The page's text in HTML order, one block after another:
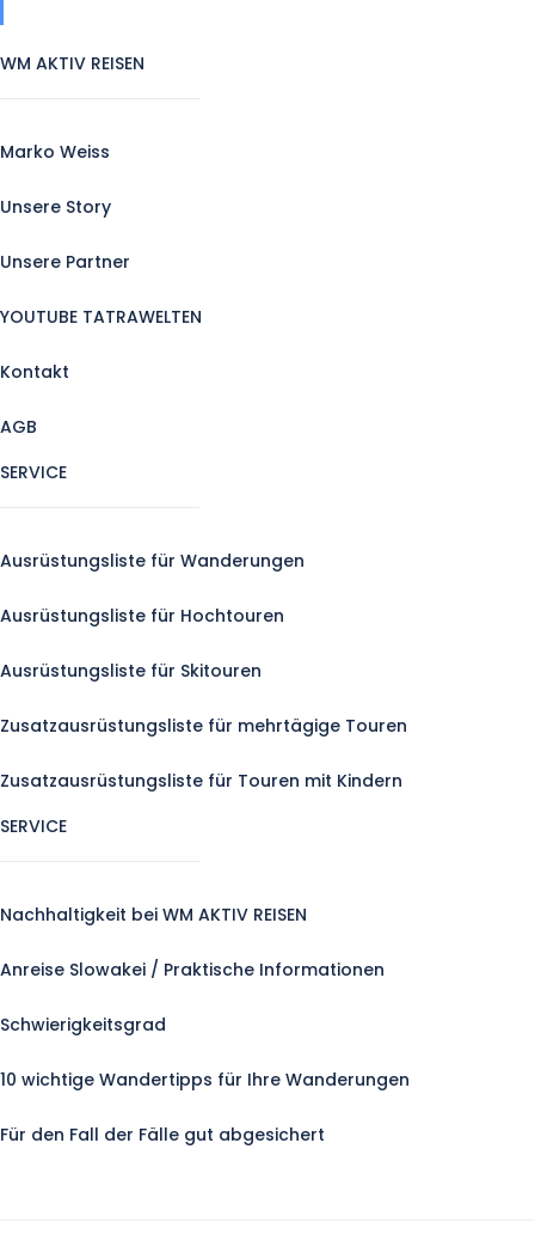
WM AKTIV REISEN
Marko Weiss
Unsere Story
Unsere Partner
YOUTUBE TATRAWELTEN
Kontakt
AGB
SERVICE
Ausrüstungsliste für Wanderungen
Ausrüstungsliste für Hochtouren
Ausrüstungsliste für Skitouren
Zusatzausrüstungsliste für mehrtägige Touren
Zusatzausrüstungsliste für Touren mit Kindern
SERVICE
Nachhaltigkeit bei WM AKTIV REISEN
Anreise Slowakei / Praktische Informationen
Schwierigkeitsgrad
10 wichtige Wandertipps für Ihre Wanderungen
Für den Fall der Fälle gut abgesichert